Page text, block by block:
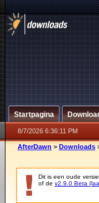
Startpagina
8/7/2026 6:36:11 PM
AfterDawn > Downloads
Dit is een oude
of de v2.9.0 Beta